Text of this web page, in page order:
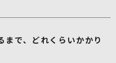
で、どれくらいかかり